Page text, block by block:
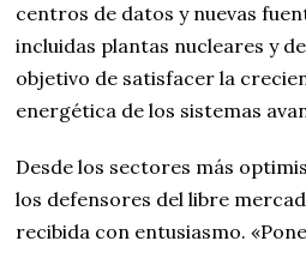
centros de datos y nuevas
incluidas plantas nucleares y
objetivo de satisfacer la
energética de los sistemas
Desde los sectores más
los defensores del libre
recibida con entusiasmo.